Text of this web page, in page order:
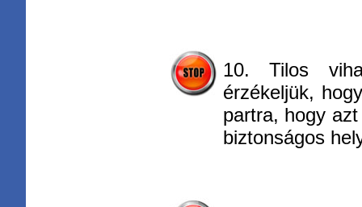
10. Tilos
érzékeljük,
partra, hogy
biztonságos